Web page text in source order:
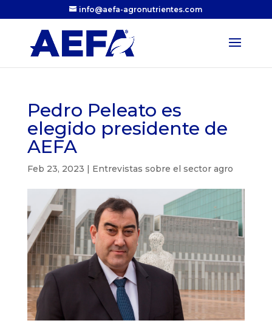
info@aefa-agronutrientes.com
Pedro Peleato es
elegido presidente de
AEFA
Feb 23, 2023 | Entrevistas sobre el sector agro